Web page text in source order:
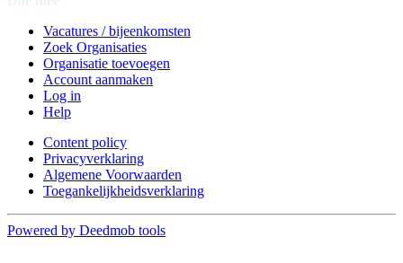
Vacatures / bijeenkomsten
Zoek Organisaties
Organisatie toevoegen
Account aanmaken
Log in
Help
Content policy
Privacyverklaring
Algemene Voorwaarden
Toegankelijkheidsverklaring
Powered by Deedmob tools